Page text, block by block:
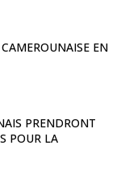
EN
PRENDRONT
POUR LA